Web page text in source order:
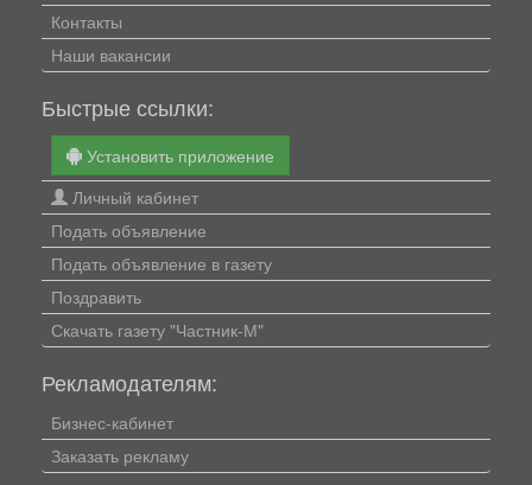
Контакты
Наши вакансии
Быстрые ссылки:
Установить приложение
Личный кабинет
Подать объявление
Подать объявление в газету
Поздравить
Скачать газету "Частник-М"
Рекламодателям:
Бизнес-кабинет
Заказать рекламу